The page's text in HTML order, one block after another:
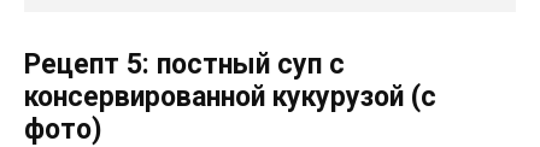
Рецепт 5: постный суп с
консервированной кукурузой (с
фото)